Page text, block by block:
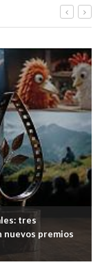
tres
nuevos premios